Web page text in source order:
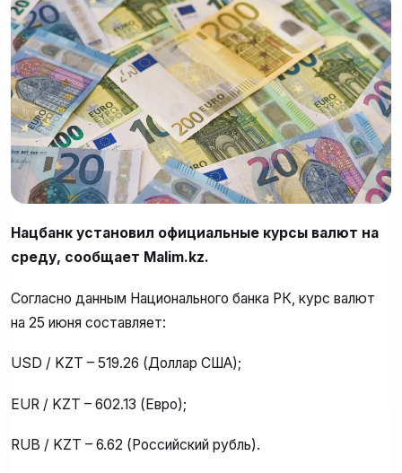
Нацбанк установил официальные курсы валют на
среду, сообщает Malim.kz.
Согласно данным Национального банка РК, курс валют
на 25 июня составляет:
USD / KZT – 519.26 (Доллар США);
EUR / KZT – 602.13 (Евро);
RUB / KZT – 6.62 (Российский рубль).